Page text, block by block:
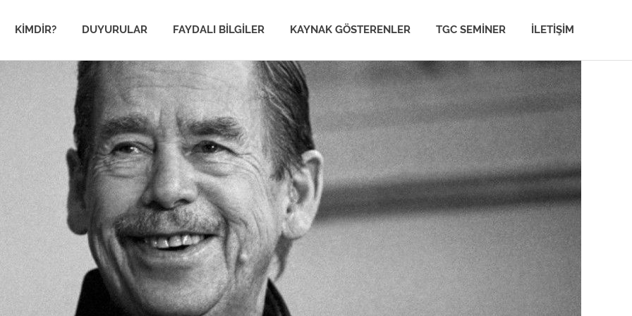
KIMDIR? DUYURULAR FAYDALI BILGILER KAYNAK GÖSTERENLER TGC SEMINER İLETIŞIM